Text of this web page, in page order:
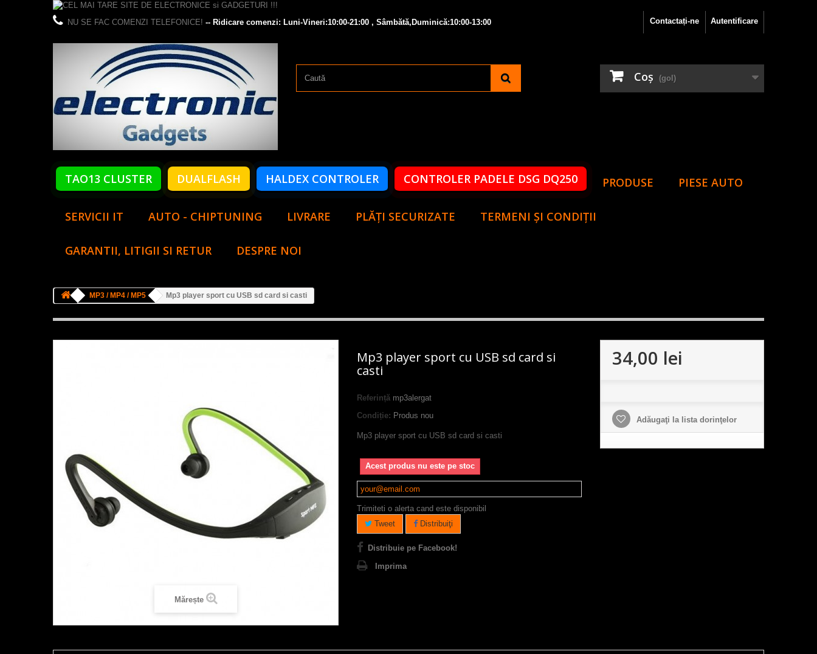
Autentificare
Contactați-ne
NU SE FAC COMENZI TELEFONICE! -- Ridicare comenzi: Luni-Vineri:10:00-21:00 , Sâmbătă,Duminică:10:00-13:00
Coş (gol)
TAO13 CLUSTER DUALFLASH HALDEX CONTROLER CONTROLER PADELE DSG DQ250 PRODUSE PIESE AUTO
SERVICII IT AUTO - CHIPTUNING LIVRARE PLĂȚI SECURIZATE TERMENI ȘI CONDIȚII
GARANTII, LITIGII SI RETUR DESPRE NOI
MP3 / MP4 / MP5 Mp3 player sport cu USB sd card si casti
Mărește
Mp3 player sport cu USB sd card si
casti
Referință mp3alergat
Condiție: Produs nou
Mp3 player sport cu USB sd card si casti
Acest produs nu este pe stoc
Trimiteti o alerta cand este disponibil
Tweet
Distribuiţi
Distribuie pe Facebook!
Imprima
34,00 lei
Adăugaţi la lista dorinţelor